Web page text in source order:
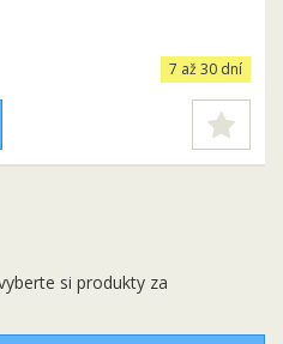
7 až 30 dní
si produkty za